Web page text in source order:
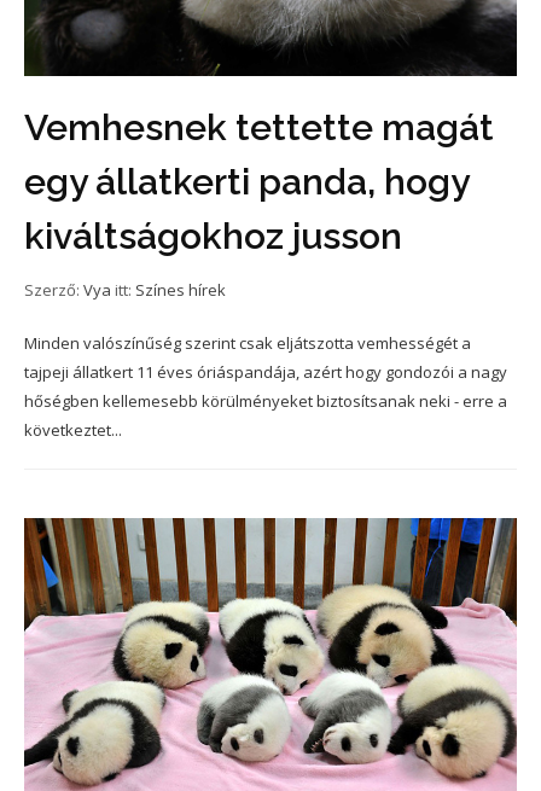
Vemhesnek tettette magát
egy állatkerti panda, hogy
kiváltságokhoz jusson
Szerző: Vya itt: Színes hírek
Minden valószínűség szerint csak eljátszotta vemhességét a
tajpeji állatkert 11 éves óriáspandája, azért hogy gondozói a nagy
hőségben kellemesebb körülményeket biztosítsanak neki - erre a
következtet...